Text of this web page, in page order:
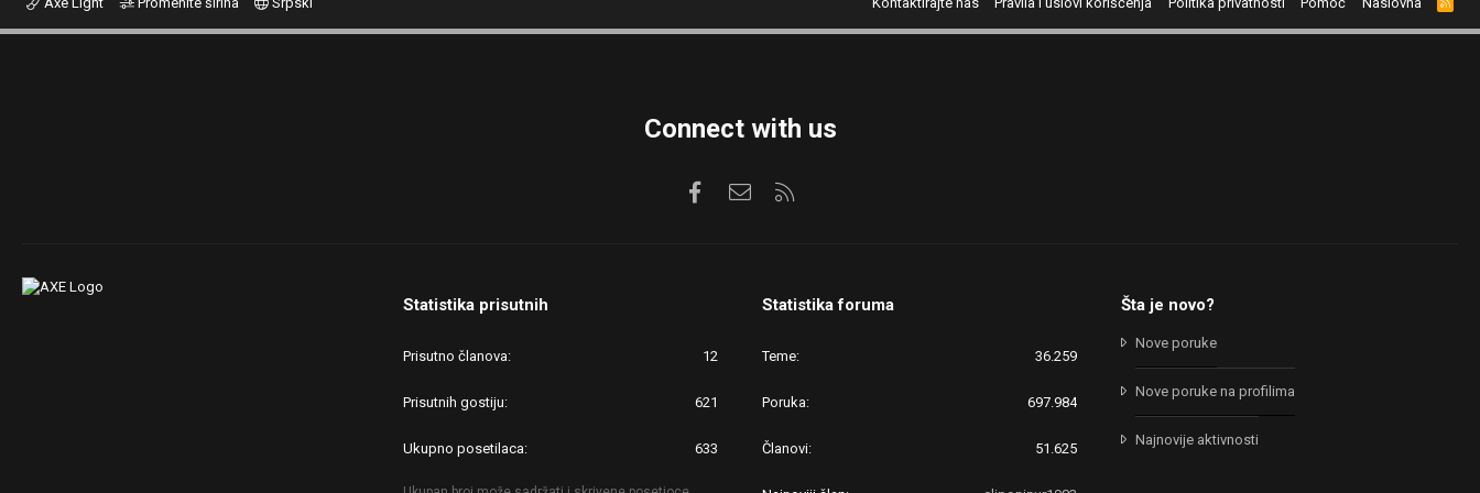
S
S
Connect with us
FacebookKontaktirajte nas
Statistika prisutnih
Prisutno članova 12
Prisutnih gostiju 621
Ukupno posetilaca 633
Statistika foruma
Teme 36.259
Poruka 697.984
Članovi 51.625
Šta je novo?
Nove poruke
Nove poruke na profilima
Najnovije aktivnosti